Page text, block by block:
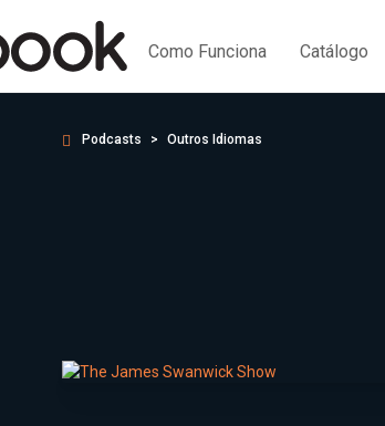
Como Funciona Catálogo
Podcasts Outros Idiomas